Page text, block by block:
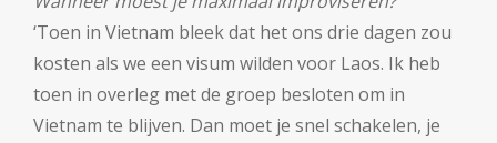
‘Toen in Vietnam bleek dat het ons drie dagen zou
kosten als we een visum wilden voor Laos. Ik heb
toen in overleg met de groep besloten om in
Vietnam te blijven. Dan moet je snel schakelen, je